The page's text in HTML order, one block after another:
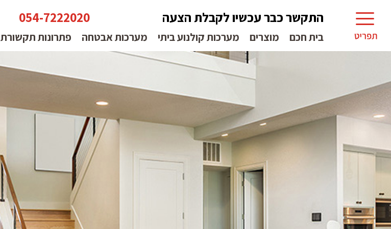
התקשר כבר עכשיו לקבלת הצעה 054-7222020
בית חכם מוצרים מערכות קולנוע ביתי מערכות אבטחה פתרונות תקשורת